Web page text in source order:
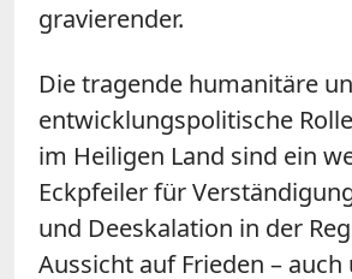
gravierender.
Die tragende humanitäre
entwicklungspolitische
im Heiligen Land sind ein
Eckpfeiler für
und Deeskalation in der
Aussicht auf Frieden –